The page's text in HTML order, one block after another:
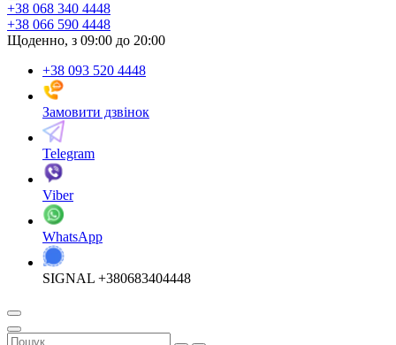
+38 068 340 4448
+38 066 590 4448
Щоденно, з 09:00 до 20:00
+38 093 520 4448
Замовити дзвінок
Telegram
Viber
WhatsApp
SIGNAL +380683404448